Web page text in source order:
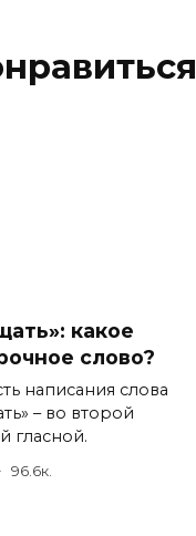
какое
слово?
написания слова
– во второй
гласной.
96.6к.